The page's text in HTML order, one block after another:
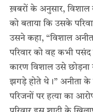
ख़बरों के अनुसार, विशाल
को बताया कि उसके
उसने कहा, “विशाल
परिवार को वह कभी पसंद
कारण विशाल उसे छोड़ना
झगड़े होते थे।” अनीता
परिजनों पर हत्या का